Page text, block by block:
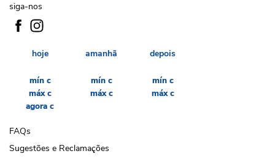
siga-nos
hoje
mín c
máx c
agora c
amanhã
mín c
máx c
depois
mín c
máx c
FAQs
Sugestões e Reclamações